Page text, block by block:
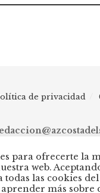
de privacidad
- Diario digital de
Torremolinos,
para ofrecerte la
web.
las cookies
más sobre